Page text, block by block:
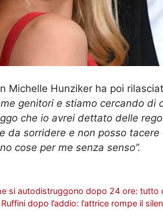
Michelle Hunziker ha poi
genitori e stiamo cercando di
che io avrei dettato delle
da sorridere e non posso
cose per me senza senso”.
si autodistruggono dopo 24 ore: tutto
dopo l’addio: l’attrice rompe il